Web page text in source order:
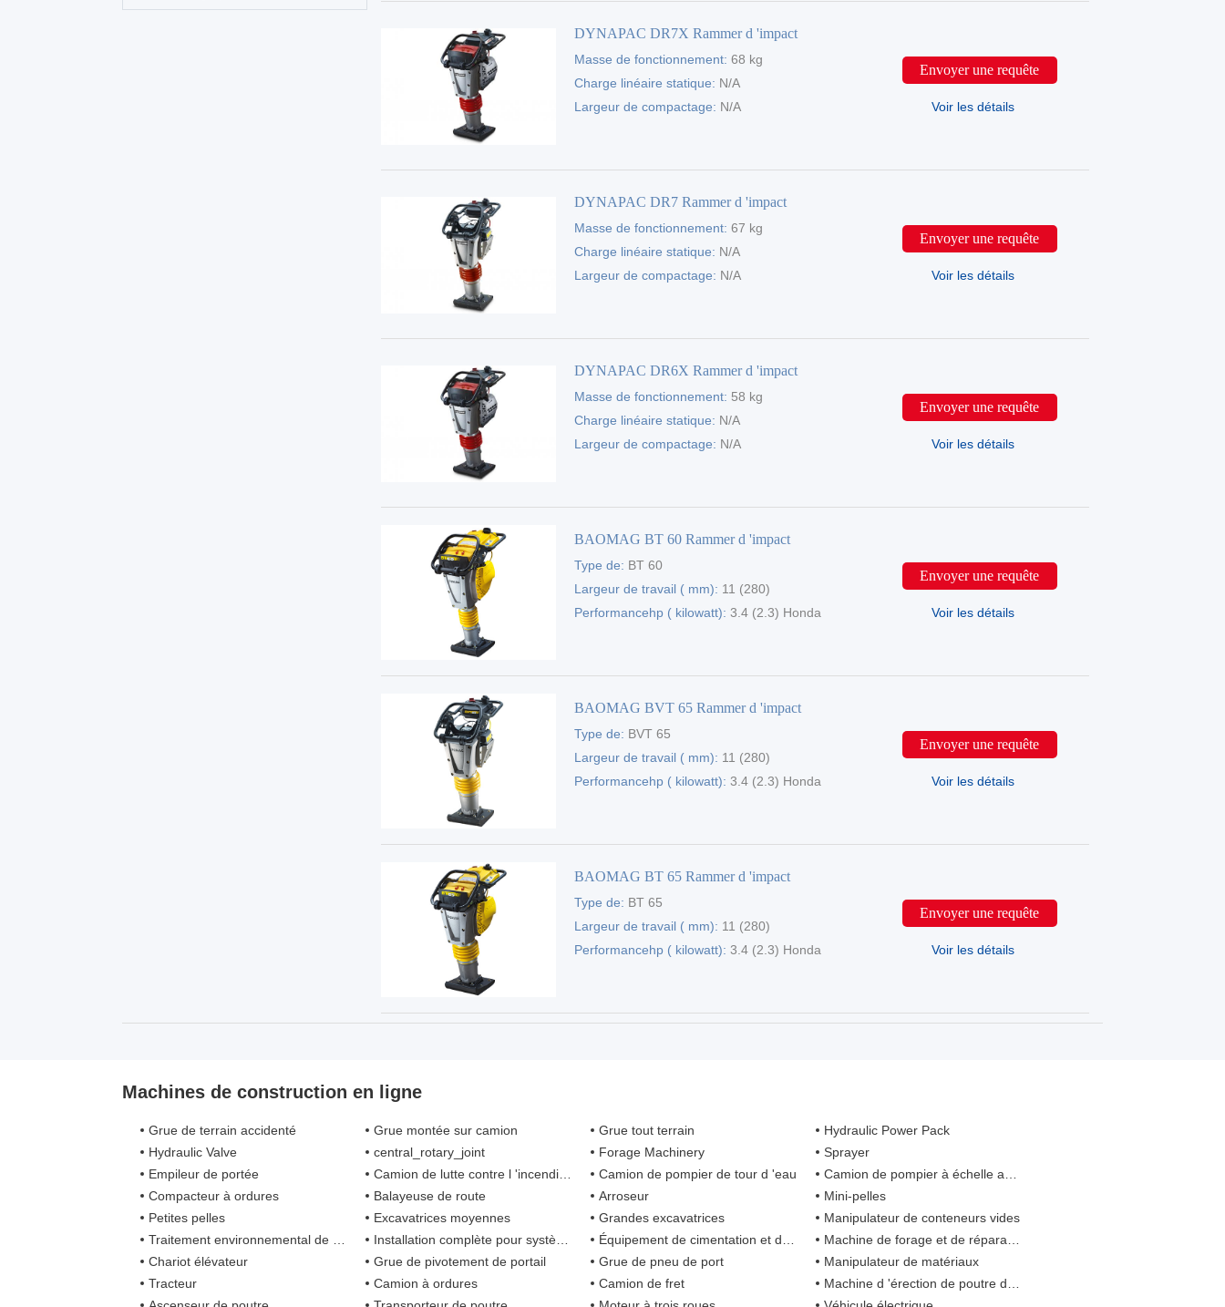
DYNAPAC DR7X Rammer d 'impact
Masse de fonctionnement:68 kg
Charge linéaire statique: N/A
Largeur de compactage: N/A
Envoyer une requête
Voir les détails
DYNAPAC DR7 Rammer d 'impact
Masse de fonctionnement:67 kg
Charge linéaire statique: N/A
Largeur de compactage: N/A
Envoyer une requête
Voir les détails
DYNAPAC DR6X Rammer d 'impact
Masse de fonctionnement: 58 kg
Charge linéaire statique: N/A
Largeur de compactage: N/A
Envoyer une requête
Voir les détails
BAOMAG BT 60 Rammer d 'impact
Type de: BT 60
Largeur de travail ( mm): 11 (280)
Performancehp ( kilowatt):3.4 (2.3) Honda
Envoyer une requête
Voir les détails
BAOMAG BVT 65 Rammer d 'impact
Type de: BVT 65
Largeur de travail ( mm): 11 (280)
Performancehp ( kilowatt):3.4 (2.3) Honda
Envoyer une requête
Voir les détails
BAOMAG BT 65 Rammer d 'impact
Type de: BT 65
Largeur de travail ( mm): 11 (280)
Performancehp ( kilowatt):3.4 (2.3) Honda
Envoyer une requête
Voir les détails
Machines de construction en ligne
Grue de terrain accidenté Grue montée sur camion Grue tout terrain
Hydraulic Power Pack
Hydraulic Valve
central_rotary_joint Forage Machinery
Sprayer
Empileur de portée
Camion de lutte contre l 'incendie avec système de mousse à air comprimé Camion de pompier de tour d 'eau
Camion de pompier à échelle aérienne
Compacteur à ordures
Balayeuse de route Arroseur
Mini-pelles
Petites pelles
Excavatrices moyennes Grandes excavatrices
Manipulateur de conteneurs vides
Traitement environnemental de forage de gisement de pétrole
Installation complète pour système d 'automatisation de tête de puits Équipement de cimentation et de fracturation
Machine de forage et de réparation intégrée
Chariot élévateur
Grue de pivotement de portail Grue de pneu de port
Manipulateur de matériaux
Tracteur
Camion à ordures Camion de fret
Machine d 'érection de poutre de pont